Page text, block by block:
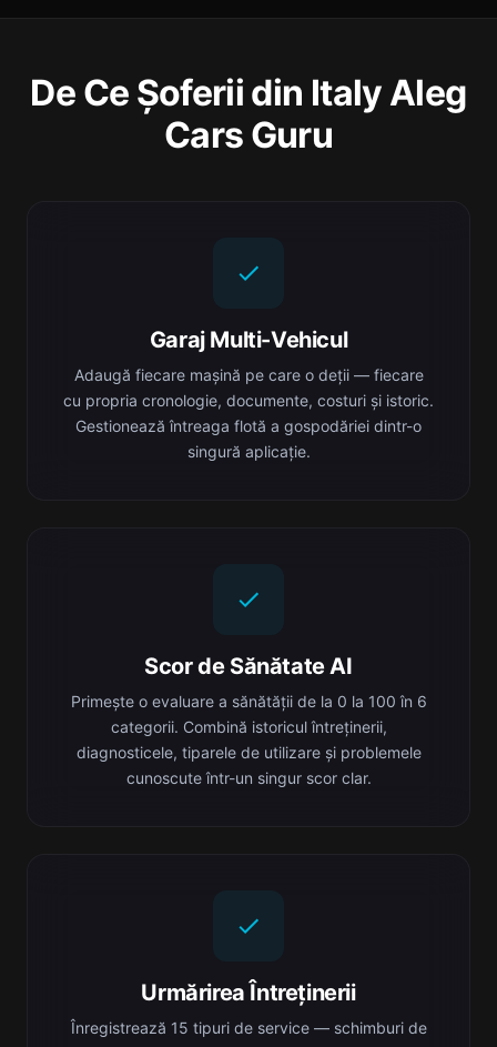
De Ce Șoferii din Italy Aleg
Cars Guru
Garaj Multi-Vehicul
Adaugă fiecare mașină pe care o deții — fiecare
cu propria cronologie, documente, costuri și istoric.
Gestionează întreaga flotă a gospodăriei dintr-o
singură aplicație.
Scor de Sănătate AI
Primește o evaluare a sănătății de la 0 la 100 în 6
categorii. Combină istoricul întreținerii,
diagnosticele, tiparele de utilizare și problemele
cunoscute într-un singur scor clar.
Urmărirea Întreținerii
Înregistrează 15 tipuri de service — schimburi de